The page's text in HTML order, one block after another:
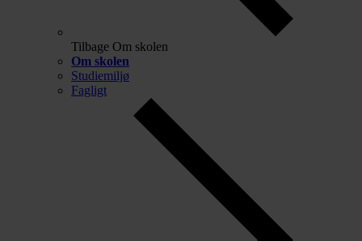
Tilbage Om skolen
Om skolen
Studiemiljø
Fagligt